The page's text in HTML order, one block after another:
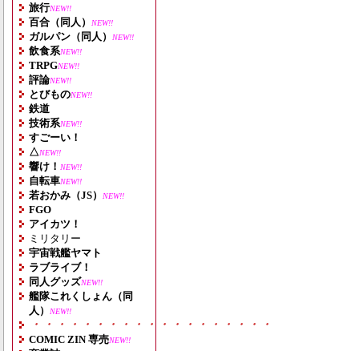
旅行NEW!!
百合（同人） NEW!!
ガルパン（同人） NEW!!
飲食系NEW!!
TRPGNEW!!
評論NEW!!
とびものNEW!!
鉄道
技術系NEW!!
すごーい！
△NEW!!
響け！ NEW!!
自転車NEW!!
若おかみ（JS） NEW!!
FGO
アイカツ！
ミリタリー
宇宙戦艦ヤマト
ラブライブ！
同人グッズNEW!!
艦隊これくしょん（同
人）
NEW!!
・・・・・・・・・・・・・・・・・・・
COMIC ZIN 専売NEW!!